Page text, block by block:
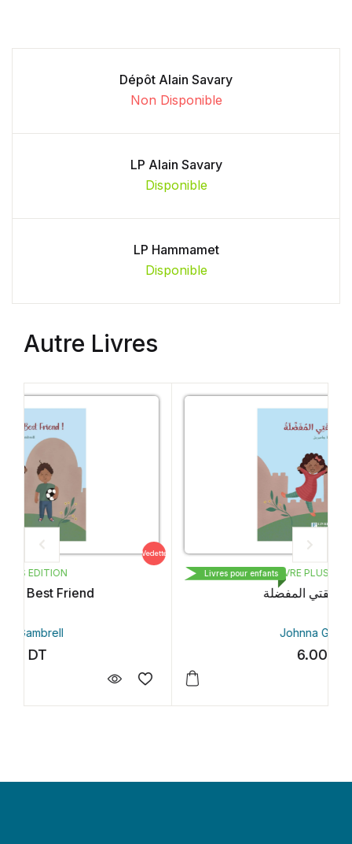
Dépôt Alain Savary
Non Disponible
LP Alain Savary
Disponible
LP Hammamet
Disponible
Autre Livres
LIVRE PLUS EDITION
Livres pour enfants